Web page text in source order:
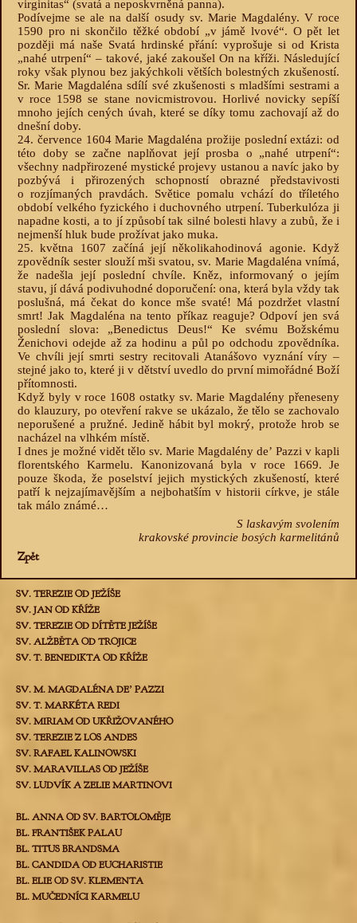
virginitas“ (svatá a neposkvrněná panna).
Podívejme se ale na další osudy sv. Marie Magdalény. V roce
1590 pro ni skončilo těžké období „v jámě lvové“. O pět let
později má naše Svatá hrdinské přání: vyprošuje si od Krista
„nahé utrpení“ – takové, jaké zakoušel On na kříži. Následující
roky však plynou bez jakýchkoli větších bolestných zkušeností.
Sr. Marie Magdaléna sdílí své zkušenosti s mladšími sestrami a
v roce 1598 se stane novicmistrovou. Horlivé novicky sepíší
mnoho jejích cených úvah, které se díky tomu zachovají až do
dnešní doby.
24. července 1604 Marie Magdaléna prožije poslední extázi: od
této doby se začne naplňovat její prosba o „nahé utrpení“:
všechny nadpřirozené mystické projevy ustanou a navíc jako by
pozbývá i přirozených schopností obrazné představivosti
o rozjímaných pravdách. Světice pomalu vchází do tříletého
období velkého fyzického i duchovného utrpení. Tuberkulóza ji
napadne kosti, a to jí způsobí tak silné bolesti hlavy a zubů, že i
nejmenší hluk bude prožívat jako muka.
25. května 1607 začíná její několikahodinová agonie. Když
zpovědník sester slouží mši svatou, sv. Marie Magdaléna vnímá,
že nadešla její poslední chvíle. Kněz, informovaný o jejím
stavu, jí dává podivuhodné doporučení: ona, která byla vždy tak
poslušná, má čekat do konce mše svaté! Má pozdržet vlastní
smrt! Jak Magdaléna na tento příkaz reaguje? Odpoví jen svá
poslední slova: „Benedictus Deus!“ Ke svému Božskému
Ženichovi odejde až za hodinu a půl po odchodu zpovědníka.
Ve chvíli její smrti sestry recitovali Atanášovo vyznání víry –
stejné jako to, které ji v dětství uvedlo do první mimořádné Boží
přítomnosti.
Když byly v roce 1608 ostatky sv. Marie Magdalény přeneseny
do klauzury, po otevření rakve se ukázalo, že tělo se zachovalo
neporušené a pružné. Jedině hábit byl mokrý, protože hrob se
nacházel na vlhkém místě.
I dnes je možné vidět tělo sv. Marie Magdalény deʼ Pazzi v kapli
florentského Karmelu. Kanonizovaná byla v roce 1669. Je
pouze škoda, že poselství jejich mystických zkušeností, které
patří k nejzajímavějším a nejbohatším v historii církve, je stále
tak málo známé…
S laskavým svolením
krakovské provincie bosých karmelitánů
Zpět
SV. TEREZIE OD JEŽÍŠE
SV. JAN OD KŘÍŽE
SV. TEREZIE OD DÍTĚTE JEŽÍŠE
SV. ALŽBĚTA OD TROJICE
SV. T. BENEDIKTA OD KŘÍŽE
SV. M. MAGDALÉNA DEʼ PAZZI
SV. T. MARKÉTA REDI
SV. MIRIAM OD UKŘIŽOVANÉHO
SV. TEREZIE Z LOS ANDES
SV. RAFAEL KALINOWSKI
SV. MARAVILLAS OD JEŽÍŠE
SV. LUDVÍK A ZELIE MARTINOVI
BL. ANNA OD SV. BARTOLOMĚJE
BL. FRANTIŠEK PALAU
BL. TITUS BRANDSMA
BL. CANDIDA OD EUCHARISTIE
BL. ELIE OD SV. KLEMENTA
BL. MUČEDNÍCI KARMELU